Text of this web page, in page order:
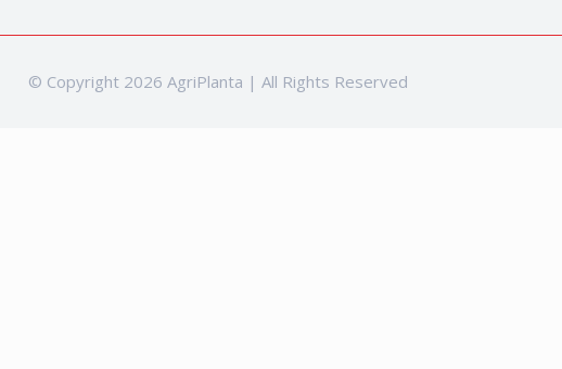
© Copyright 2026 AgriPlanta | All Rights Reserved